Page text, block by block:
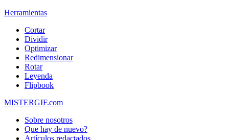
Herramientas
Cortar
Dividir
Optimizar
Redimensionar
Rotar
Leyenda
Flipbook
MISTERGIF.com
Sobre nosotros
Que hay de nuevo?
Artículos redactados